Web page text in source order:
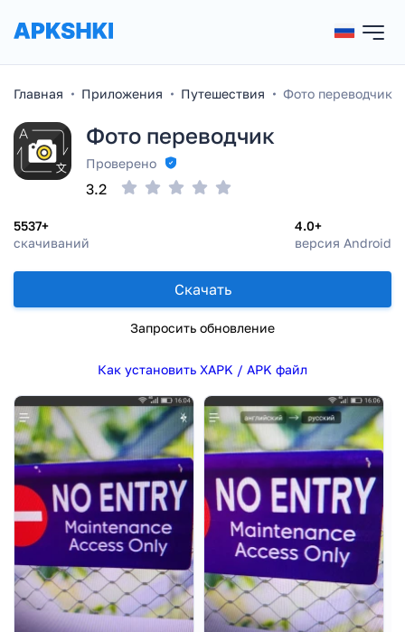
Главная Приложения Путешествия Фото переводчик
Фото переводчик
Проверено
5537+
скачиваний
4.0+
версия Android
3.2
Скачать
Запросить обновление
Как установить XAPK / APK файл